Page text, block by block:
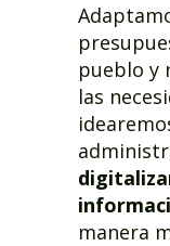
pueblo y
las
manera